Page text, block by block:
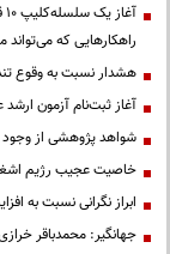
راهکارهایی که
هشدار نسبت به وقوع
آغاز ثبت‌نام آزمون ارشد
شواهد پژوهشی از وجود
خاصیت عجیب رژیم
ابراز نگرانی نسبت به
جهانگیر: محمدباقر